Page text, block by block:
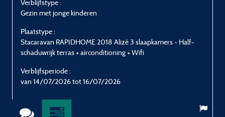
Verblijfstype :
Gezin met jonge kinderen
Plaatstype :
Stacaravan RAPIDHOME 2018 Alizé 3 slaapkamers - Half-
schaduwrijk terras + airconditioning + Wifi
Verblijfsperiode :
van 14/07/2026 tot 16/07/2026